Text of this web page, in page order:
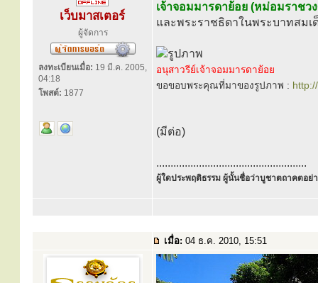
เว็บมาสเตอร์
ผู้จัดการ
ลงทะเบียนเมื่อ: 19 มี.ค. 2005,
04:18
โพสต์: 1877
เจ้าจอมมารดาย้อย (หม่อมราชว
และพระราชธิดาในพระบาทสมเ
อนุสาวรีย์เจ้าจอมมารดาย้อย
ขอขอบพระคุณที่มาของรูปภาพ :
(มีต่อ)
.....................................................
ผู้ใดประพฤติธรรม ผู้นั้นชื่อว่าบูชาตถาคตอย่า
เมื่อ: 04 ธ.ค. 2010, 15:51